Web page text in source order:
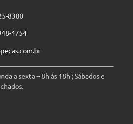
8380
4754
a sexta – 8h ás 18h ; Sábados e